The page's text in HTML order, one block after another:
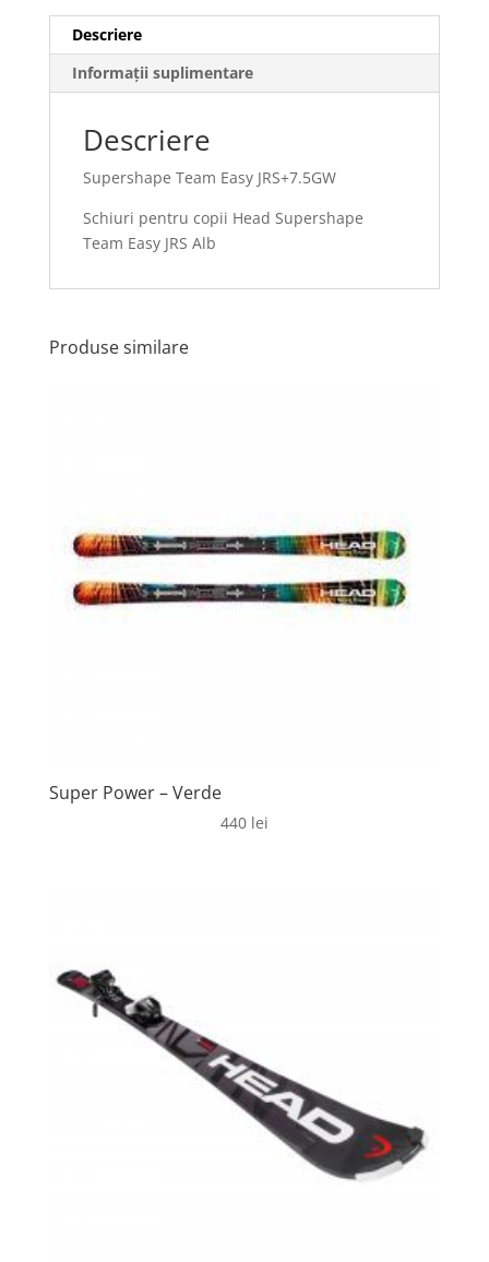
Descriere
Informații suplimentare
Descriere
Supershape Team Easy JRS+7.5GW
Schiuri pentru copii Head Supershape
Team Easy JRS Alb
Produse similare
Super Power – Verde
440 lei